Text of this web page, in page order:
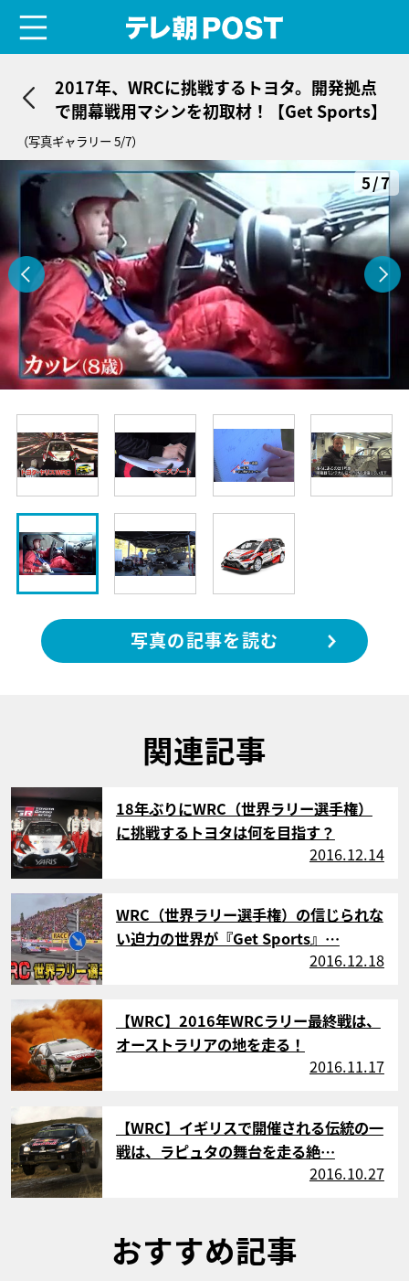
2017年、WRCに挑戦するトヨタ。開発拠点
で開幕戦用マシンを初取材！【Get Sports】
（写真ギャラリー 5/7）
5/7
写真の記事を読む
関連記事
サムネイル
18年ぶりにWRC（世界ラリー選手権）
に挑戦するトヨタは何を目指す？
2016.12.14
サムネイル
WRC（世界ラリー選手権）の信じられな
い迫力の世界が『Get Sports』…
2016.12.18
サムネイル
【WRC】2016年WRCラリー最終戦は、
オーストラリアの地を走る！
2016.11.17
サムネイル
【WRC】イギリスで開催される伝統の一
戦は、ラピュタの舞台を走る絶…
2016.10.27
おすすめ記事